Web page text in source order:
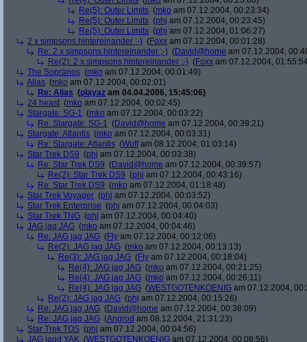
Re(5): Outer Limits (mko am 07.12.2004, 00:23:34)
Re(5): Outer Limits (phj am 07.12.2004, 00:23:45)
Re(5): Outer Limits (phj am 07.12.2004, 01:06:27)
2 x simpsons hintereinander ;-) (Foxx am 07.12.2004, 00:01:28)
Re: 2 x simpsons hintereinander ;-) (David@home am 07.12.2004,
Re(2): 2 x simpsons hintereinander ;-) (Foxx am 07.12.2004,
The Sopranos (mko am 07.12.2004, 00:01:49)
Alias (mko am 07.12.2004, 00:02:01)
Re: Alias (playaz am 04.04.2006, 15:45:06)
24 heast (mko am 07.12.2004, 00:02:45)
Stargate: SG-1 (mko am 07.12.2004, 00:03:22)
Re: Stargate: SG-1 (David@home am 07.12.2004, 00:39:21)
Stargate: Atlantis (mko am 07.12.2004, 00:03:31)
Re: Stargate: Atlantis (Wuffam 08.12.2004, 01:03:14)
Star Trek DS9 (phj am 07.12.2004, 00:03:38)
Re: Star Trek DS9 (David@home am 07.12.2004, 00:39:57)
Re(2): Star Trek DS9 (phj am 07.12.2004, 00:43:16)
Re: Star Trek DS9 (mko am 07.12.2004, 01:18:48)
Star Trek Voyager (phj am 07.12.2004, 00:03:52)
Star Trek Enterprise (phj am 07.12.2004, 00:04:03)
Star Trek TNG (phj am 07.12.2004, 00:04:40)
JAG jag JAG (mko am 07.12.2004, 00:04:46)
Re: JAG jag JAG (Fly am 07.12.2004, 00:12:06)
Re(2): JAG jag JAG (mko am 07.12.2004, 00:13:13)
Re(3): JAG jag JAG (Fly am 07.12.2004, 00:18:04)
Re(4): JAG jag JAG (mko am 07.12.2004, 00:21:25)
Re(4): JAG jag JAG (mko am 07.12.2004, 00:26:11)
Re(4): JAG jag JAG (WESTGOTENKOENIG am 07.12.2004,
Re(2): JAG jag JAG (phj am 07.12.2004, 00:15:26)
Re: JAG jag JAG (David@home am 07.12.2004, 00:38:09)
Re: JAG jag JAG (Angrod am 08.12.2004, 21:31:23)
Star Trek TOS (phj am 07.12.2004, 00:04:56)
JAG jagd YAK (WESTGOTENKOENIG am 07.12.2004, 00:08:56)